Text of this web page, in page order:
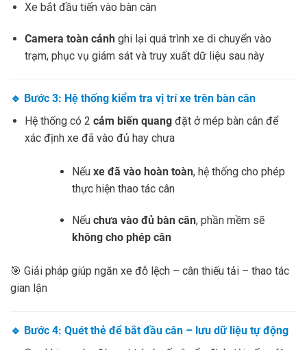
Xe bắt đầu tiến vào bàn cân
Camera toàn cảnhghi lại quá trình xe di chuyển vào
trạm, phục vụ giám sát và truy xuất dữ liệu sau này
🔹 Bước 3: Hệ thống kiểm tra vị trí xe trên bàn cân
Hệ thống có 2 cảm biến quangđặt ở mép bàn cân để
xác định xe đã vào đủ hay chưa
Nếu xe đã vào hoàn toàn, hệ thống cho phép
thực hiện thao tác cân
Nếu chưa vào đủ bàn cân, phần mềm sẽ
không cho phép cân
🎯 Giải pháp giúp ngăn xe đỗ lệch – cân thiếu tải – thao tác
gian lận
🔹 Bước 4: Quét thẻ để bắt đầu cân – lưu dữ liệu tự động